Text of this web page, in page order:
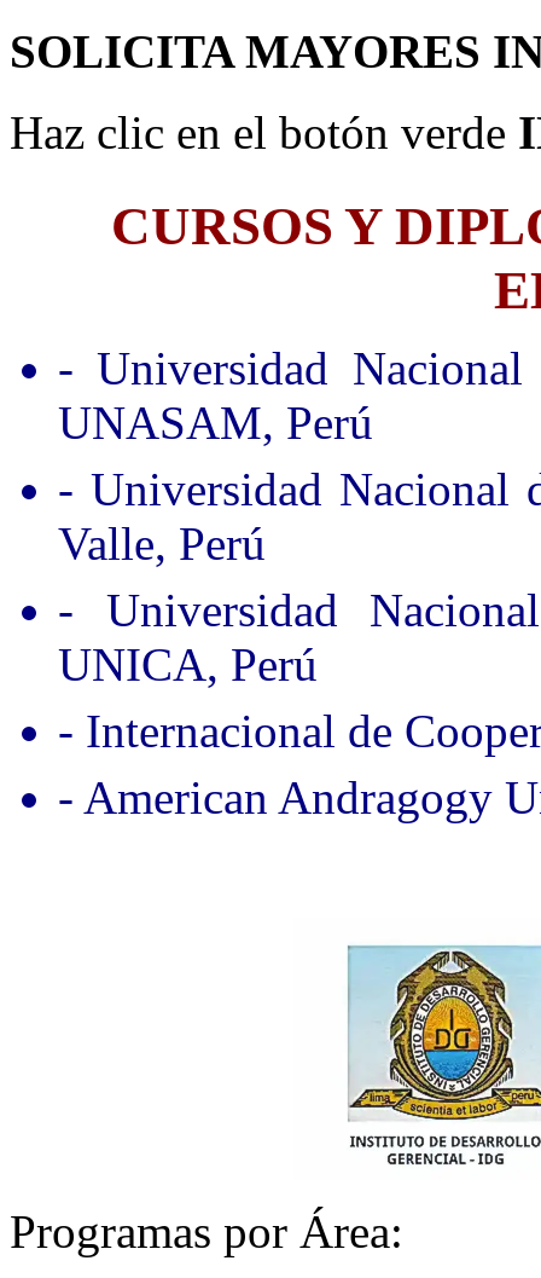
SOLICITA MAYORES
Haz clic en el botón verde
CURSOS Y
- Universidad
UNASAM, Perú
- Universidad Nacional
Valle, Perú
- Universidad
UNICA, Perú
- Internacional de
- American Andragogy
Programas por Área: